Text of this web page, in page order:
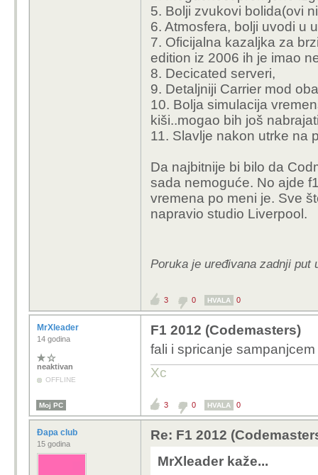
može. No nikad mi
trudim što više izbječ.
to ima utjecaja na
te od iza naguze ili ti
I tebi to u F1 naslovu
5. Bolji zvukovi bolida(ovi
6. Atmosfera, bolji uvodi u
7. Oficijalna kazaljka za
edition iz 2006 ih je imao
8. Decicated serveri,
9. Detaljniji Carrier mod
10. Bolja simulacija
kiši..mogao bih još
11. Slavlje nakon utrke na
Da najbitnije bi bilo da
sada nemoguće. No ajde
vremena po meni je. Sve
napravio studio Liverpool.
Poruka je uređivana zadnji put
3 0 HVALA 0
MrXleader
14 godina
neaktivan
OFFLINE
F1 2012 (Codemasters)
fali i spricanje sampanjcem
Xc
Moj PC 3 0 HVALA 0
Đapa club
15 godina
Re: F1 2012
MrXleader kaže...